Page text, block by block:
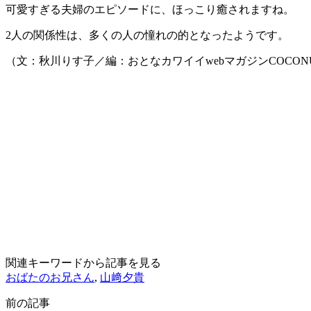
可愛すぎる夫婦のエピソードに、ほっこり癒されますね。
2人の関係性は、多くの人の憧れの的となったようです。
（文：秋川りす子／編：おとなカワイイwebマガジン
関連キーワードから記事を見る
おばたのお兄さん, 山﨑夕貴
前の記事